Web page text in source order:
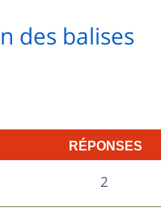
des balises
RÉPONSES
2R
é